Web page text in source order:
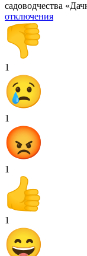
садоводчества
отключения
1
1
1
1